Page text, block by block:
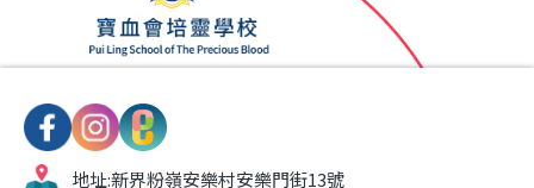
地址:新界粉嶺安樂村安樂門街13號